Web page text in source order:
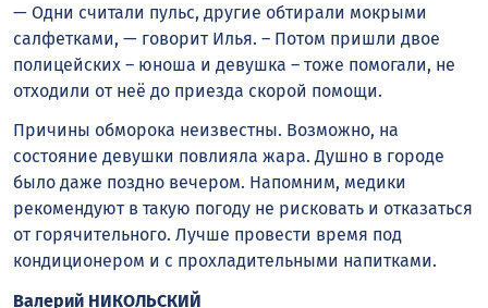
— Одни считали пульс, другие обтирали мокрыми
салфетками, — говорит Илья. – Потом пришли двое
полицейских – юноша и девушка – тоже помогали, не
отходили от неё до приезда скорой помощи.
Причины обморока неизвестны. Возможно, на
состояние девушки повлияла жара. Душно в городе
было даже поздно вечером. Напомним, медики
рекомендуют в такую погоду не рисковать и отказаться
от горячительного. Лучше провести время под
кондиционером и с прохладительными напитками.
Валерий НИКОЛЬСКИЙ